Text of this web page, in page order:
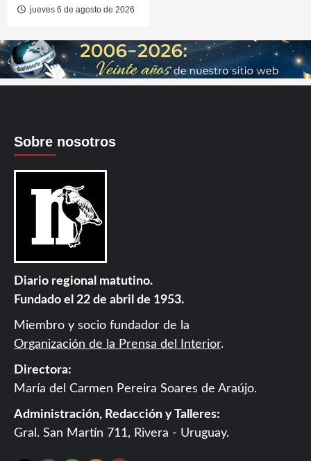
jueves 6 de agosto de 2026
Sobre nosotros
Diario regional matutino.
Fundado el 22 de abril de 1953.
Miembro y socio fundador de la
Organización de la Prensa del Interior.
Directora:
María del Carmen Pereira Soares de Araújo.
Administración, Redacción y Talleres:
Gral. San Martín 711, Rivera - Uruguay.